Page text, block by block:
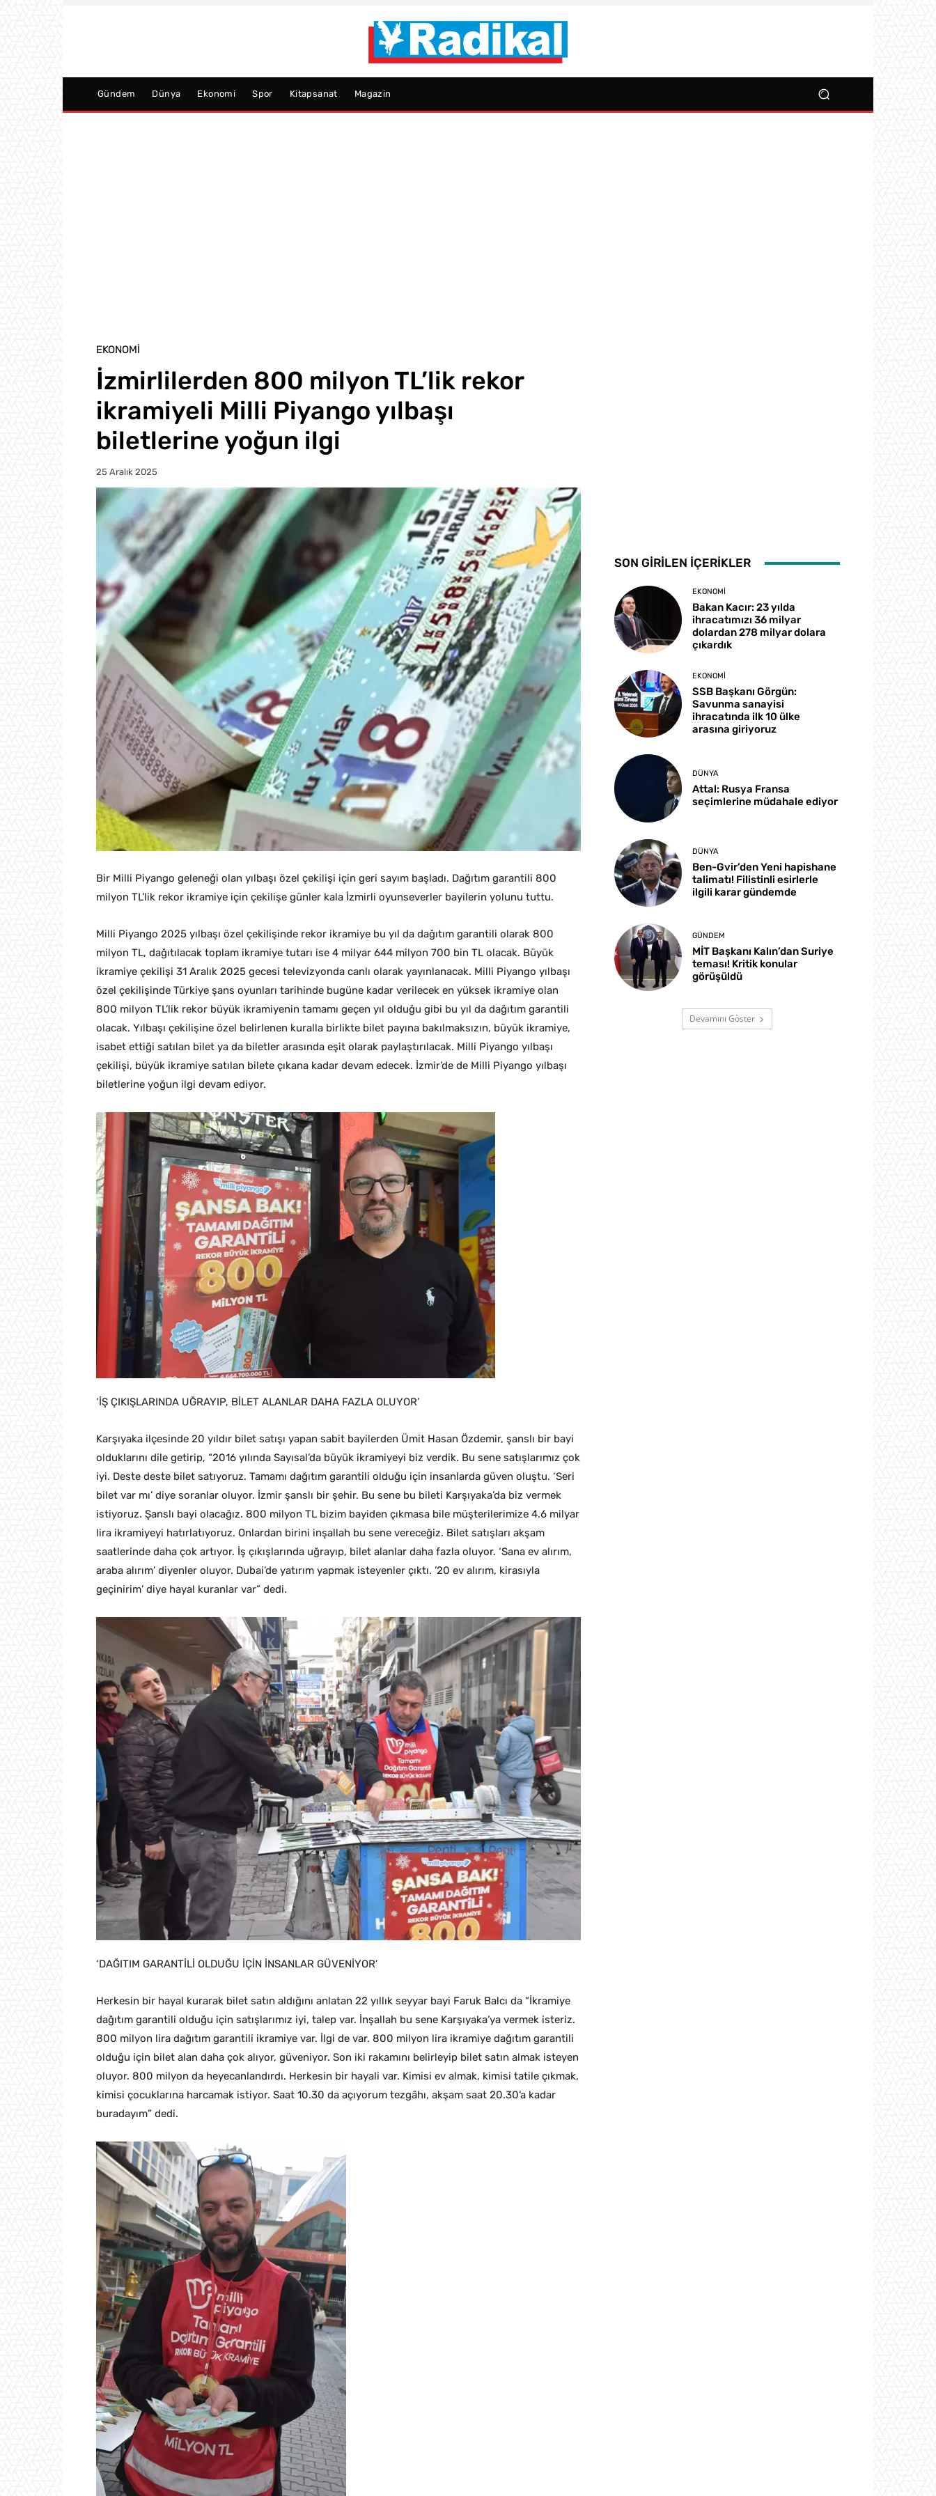
Gündem Dünya Ekonomi Spor Kitapsanat Magazin
EKONOMI
İzmirlilerden 800 milyon TL’lik rekor
ikramiyeli Milli Piyango yılbaşı
biletlerine yoğun ilgi
25 Aralık 2025
Bir Milli Piyango geleneği olan yılbaşı özel çekilişi için geri sayım başladı. Dağıtım garantili 800
milyon TL’lik rekor ikramiye için çekilişe günler kala İzmirli oyunseverler bayilerin yolunu tuttu.
Milli Piyango 2025 yılbaşı özel çekilişinde rekor ikramiye bu yıl da dağıtım garantili olarak 800
milyon TL, dağıtılacak toplam ikramiye tutarı ise 4 milyar 644 milyon 700 bin TL olacak. Büyük
ikramiye çekilişi 31 Aralık 2025 gecesi televizyonda canlı olarak yayınlanacak. Milli Piyango yılbaşı
özel çekilişinde Türkiye şans oyunları tarihinde bugüne kadar verilecek en yüksek ikramiye olan
800 milyon TL’lik rekor büyük ikramiyenin tamamı geçen yıl olduğu gibi bu yıl da dağıtım garantili
olacak. Yılbaşı çekilişine özel belirlenen kuralla birlikte bilet payına bakılmaksızın, büyük ikramiye,
isabet ettiği satılan bilet ya da biletler arasında eşit olarak paylaştırılacak. Milli Piyango yılbaşı
çekilişi, büyük ikramiye satılan bilete çıkana kadar devam edecek. İzmir’de de Milli Piyango yılbaşı
biletlerine yoğun ilgi devam ediyor.
‘İŞ ÇIKIŞLARINDA UĞRAYIP, BİLET ALANLAR DAHA FAZLA OLUYOR’
Karşıyaka ilçesinde 20 yıldır bilet satışı yapan sabit bayilerden Ümit Hasan Özdemir, şanslı bir bayi
olduklarını dile getirip, “2016 yılında Sayısal’da büyük ikramiyeyi biz verdik. Bu sene satışlarımız çok
iyi. Deste deste bilet satıyoruz. Tamamı dağıtım garantili olduğu için insanlarda güven oluştu. ‘Seri
bilet var mı’ diye soranlar oluyor. İzmir şanslı bir şehir. Bu sene bu bileti Karşıyaka’da biz vermek
istiyoruz. Şanslı bayi olacağız. 800 milyon TL bizim bayiden çıkmasa bile müşterilerimize 4.6 milyar
lira ikramiyeyi hatırlatıyoruz. Onlardan birini inşallah bu sene vereceğiz. Bilet satışları akşam
saatlerinde daha çok artıyor. İş çıkışlarında uğrayıp, bilet alanlar daha fazla oluyor. ‘Sana ev alırım,
araba alırım’ diyenler oluyor. Dubai’de yatırım yapmak isteyenler çıktı. ’20 ev alırım, kirasıyla
geçinirim’ diye hayal kuranlar var” dedi.
‘DAĞITIM GARANTİLİ OLDUĞU İÇİN İNSANLAR GÜVENİYOR’
Herkesin bir hayal kurarak bilet satın aldığını anlatan 22 yıllık seyyar bayi Faruk Balcı da “İkramiye
dağıtım garantili olduğu için satışlarımız iyi, talep var. İnşallah bu sene Karşıyaka’ya vermek isteriz.
800 milyon lira dağıtım garantili ikramiye var. İlgi de var. 800 milyon lira ikramiye dağıtım garantili
olduğu için bilet alan daha çok alıyor, güveniyor. Son iki rakamını belirleyip bilet satın almak isteyen
oluyor. 800 milyon da heyecanlandırdı. Herkesin bir hayali var. Kimisi ev almak, kimisi tatile çıkmak,
kimisi çocuklarına harcamak istiyor. Saat 10.30 da açıyorum tezgâhı, akşam saat 20.30’a kadar
buradayım” dedi.
SON GİRİLEN İÇERİKLER
EKONOMI
Bakan Kacır: 23 yılda
ihracatımızı 36 milyar
dolardan 278 milyar dolara
çıkardık
EKONOMI
SSB Başkanı Görgün:
Savunma sanayisi
ihracatında ilk 10 ülke
arasına giriyoruz
DÜNYA
Attal: Rusya Fransa
seçimlerine müdahale ediyor
DÜNYA
Ben-Gvir’den Yeni hapishane
talimatı! Filistinli esirlerle
ilgili karar gündemde
GÜNDEM
MİT Başkanı Kalın’dan Suriye
teması! Kritik konular
görüşüldü
Devamını Göster